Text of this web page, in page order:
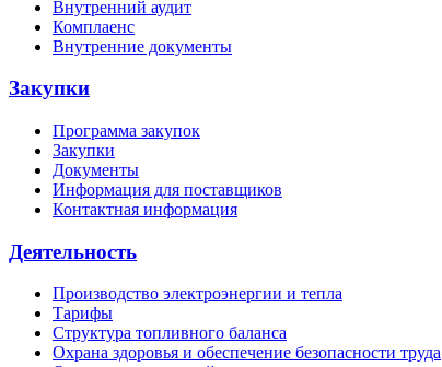
Внутренний аудит
Комплаенс
Внутренние документы
Закупки
Программа закупок
Закупки
Документы
Информация для поставщиков
Контактная информация
Деятельность
Производство электроэнергии и тепла
Тарифы
Структура топливного баланса
Охрана здоровья и обеспечение безопасности труда